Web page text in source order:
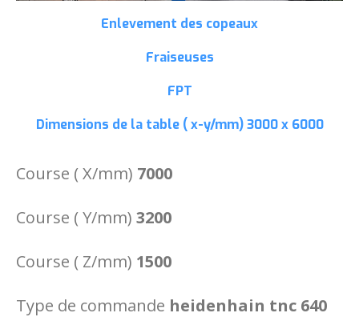
Enlevement des copeaux
Fraiseuses
FPT
Dimensions de la table ( x-y/mm)3000 x 6000
Course ( X/mm) 7000
Course ( Y/mm) 3200
Course ( Z/mm) 1500
Type de commande heidenhain tnc 640